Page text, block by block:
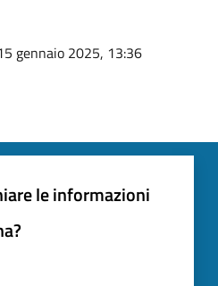
gennaio 2025, 13:36
le informazioni